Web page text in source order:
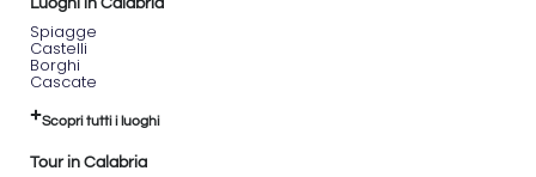
Spiagge
Castelli
Borghi
Cascate
Scopri tutti i luoghi
Tour in Calabria